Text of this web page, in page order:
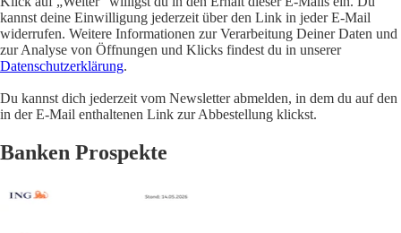
kannst deine Einwilligung jederzeit über den Link in jeder E-Mail
widerrufen. Weitere Informationen zur Verarbeitung Deiner Daten und
zur Analyse von Öffnungen und Klicks findest du in unserer
Datenschutzerklärung.
Du kannst dich jederzeit vom Newsletter abmelden, in dem du auf den
in der E-Mail enthaltenen Link zur Abbestellung klickst.
Banken Prospekte